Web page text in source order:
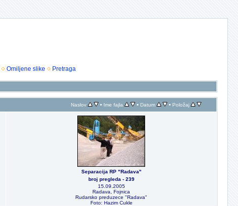
Omiljene slike Pretraga
Naslov • Ime fajla • Datum • Položaj
Separacija RP "Radava"
broj pregleda - 239
15.09.2005
Radava, Fojnica
Rudarsko preduzece "Radava"
Foto: Hazim Cukle